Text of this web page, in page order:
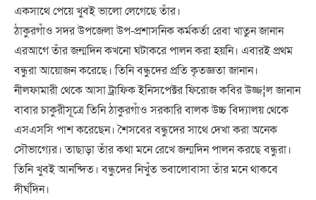
একসাথে পেয়ে খুবই ভালো লেগেছে তাঁর।
ঠাকুরগাঁও সদর উপজেলা উপ-প্রশাসনিক কর্মকর্তা রেবা খাতুন জানান
এরআগে তাঁর জন্মদিন কখনো ঘটাকরে পালন করা হয়নি। এবারই প্রথম
বন্ধুরা আয়োজন করেছে। তিনি বন্ধুদের প্রতি কৃতজ্ঞতা জানান।
নীলফামারী থেকে আসা ট্রাফিক ইনিসপেক্টর ফিরোজ কবির উজ্জ¦ল জানান
বাবার চাকুরীসূত্রে তিনি ঠাকুরগাঁও সরকারি বালক উচ্চ বিদ্যালয় থেকে
এসএসসি পাশ করেছেন। শৈসবের বন্ধুদের সাথে দেখা করা অনেক
সৌভাগ্যের। তাছাড়া তাঁর কথা মনে রেখে জন্মদিন পালন করছে বন্ধুরা।
তিনি খুবই আনন্দিত। বন্ধুদের নিখুঁত ভবালোবাসা তাঁর মনে থাকবে
দীর্ঘদিন।